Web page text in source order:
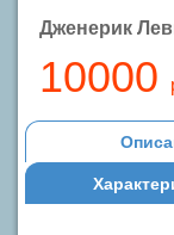
Дженерик
10000